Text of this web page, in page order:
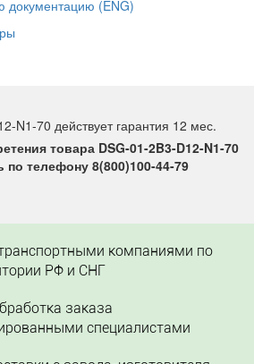
документацию (ENG)
N1-70 действует гарантия 12 мес.
товара DSG-01-2B3-D12-N1-70
по телефону 8(800)100-44-79
компаниями по
РФ и СНГ
заказа
специалистами